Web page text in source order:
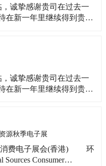
在新一年里继续得到贵司
准备工作，现将我司放假
诚挚感谢贵司在过去一
在新一年里继续得到贵司
工作，现将我司放假相关
：2025
源秋季电子展
电子展会(香港) 环
Consumer